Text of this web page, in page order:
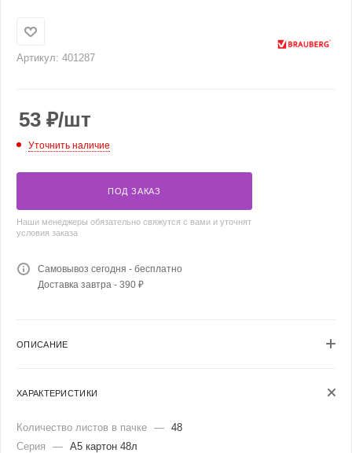
Артикул: 401287
53 ₽/шт
Уточнить наличие
ПОД ЗАКАЗ
Наши менеджеры обязательно свяжутся с вами и уточнят
условия заказа
Самовывоз сегодня - бесплатно
Доставка завтра - 390 ₽
ОПИСАНИЕ
ХАРАКТЕРИСТИКИ
Количество листов в пачке — 48
Серия
— А5 картон 48л